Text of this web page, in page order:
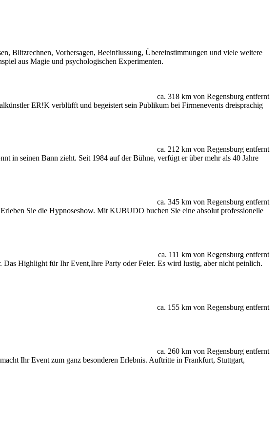
Blitzrechnen, Vorhersagen, Beeinflussung, Übereinstimmungen und viele weitere
aus Magie und psychologischen Experimenten.
ca. 318 km von Regensburg entfernt
ER!K verblüfft und begeistert sein Publikum bei Firmenevents dreisprachig
ca. 212 km von Regensburg entfernt
in seinen Bann zieht. Seit 1984 auf der Bühne, verfügt er über mehr als 40 Jahre
ca. 345 km von Regensburg entfernt
Sie die Hypnoseshow. Mit KUBUDO buchen Sie eine absolut professionelle
ca. 111 km von Regensburg entfernt
Highlight für Ihr Event,Ihre Party oder Feier. Es wird lustig, aber nicht peinlich.
ca. 155 km von Regensburg entfernt
ca. 260 km von Regensburg entfernt
Ihr Event zum ganz besonderen Erlebnis. Auftritte in Frankfurt, Stuttgart,